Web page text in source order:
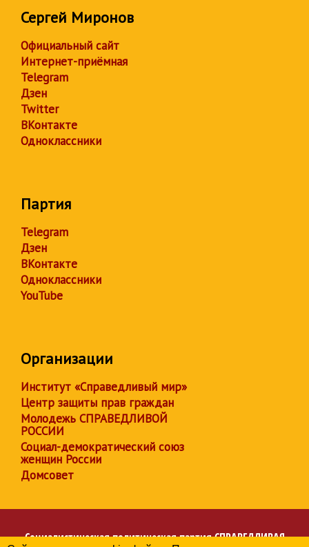
Сергей Миронов
Официальный сайт
Интернет-приёмная
Telegram
Дзен
Twitter
ВКонтакте
Одноклассники
Партия
Telegram
Дзен
ВКонтакте
Одноклассники
YouTube
Организации
Институт «Справедливый мир»
Центр защиты прав граждан
Молодежь СПРАВЕДЛИВОЙ
РОССИИ
Социал-демократический союз
женщин России
Домсовет
Социалистическая политическая партияСПРАВЕДЛИВАЯ